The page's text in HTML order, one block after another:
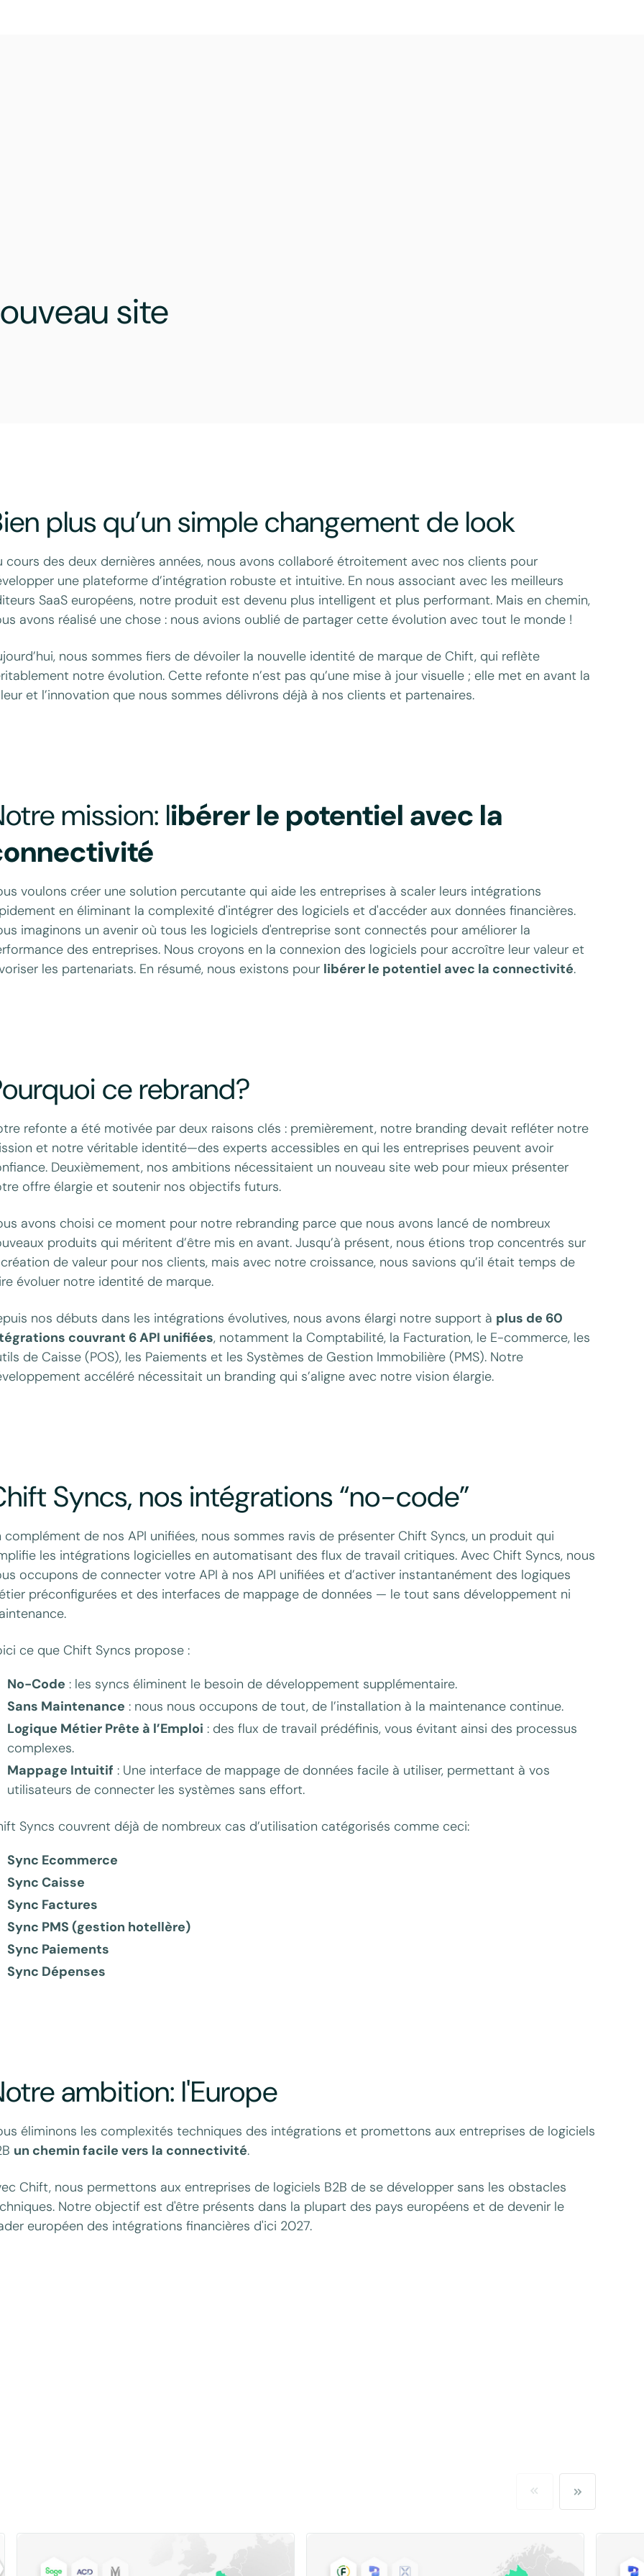
site
plus qu’un simple changement de look
cours des deux dernières années, nous avons collaboré étroitement avec nos clients pour
une plateforme d’intégration robuste et intuitive. En nous associant avec les meilleurs
SaaS européens, notre produit est devenu plus intelligent et plus performant. Mais en chemin,
avons réalisé une chose : nous avions oublié de partager cette évolution avec tout le monde !
nous sommes fiers de dévoiler la nouvelle identité de marque de Chift, qui reflète
notre évolution. Cette refonte n’est pas qu’une mise à jour visuelle ; elle met en avant la
et l’innovation que nous sommes délivrons déjà à nos clients et partenaires.
mission: libérer le potentiel avec la
voulons créer une solution percutante qui aide les entreprises à scaler leurs intégrations
en éliminant la complexité d'intégrer des logiciels et d'accéder aux données financières.
imaginons un avenir où tous les logiciels d'entreprise sont connectés pour améliorer la
des entreprises. Nous croyons en la connexion des logiciels pour accroître leur valeur et
les partenariats. En résumé, nous existons pour libérer le potentiel avec la connectivité.
ce rebrand?
refonte a été motivée par deux raisons clés : premièrement, notre branding devait refléter notre
et notre véritable identité—des experts accessibles en qui les entreprises peuvent avoir
Deuxièmement, nos ambitions nécessitaient un nouveau site web pour mieux présenter
offre élargie et soutenir nos objectifs futurs.
avons choisi ce moment pour notre rebranding parce que nous avons lancé de nombreux
produits qui méritent d’être mis en avant. Jusqu’à présent, nous étions trop concentrés sur
de valeur pour nos clients, mais avec notre croissance, nous savions qu’il était temps de
évoluer notre identité de marque.
nos débuts dans les intégrations évolutives, nous avons élargi notre support à plus de 60
couvrant 6 API unifiées, notamment la Comptabilité, la Facturation, le E-commerce, les
de Caisse (POS), les Paiements et les Systèmes de Gestion Immobilière (PMS). Notre
accéléré nécessitait un branding qui s’aligne avec notre vision élargie.
Syncs, nos intégrations “no-code”
complément de nos API unifiées, nous sommes ravis de présenter Chift Syncs, un produit qui
les intégrations logicielles en automatisant des flux de travail critiques. Avec Chift Syncs, nous
occupons de connecter votre API à nos API unifiées et d’activer instantanément des logiques
préconfigurées et des interfaces de mappage de données — le tout sans développement ni
ce que Chift Syncs propose :
No-Code : les syncs éliminent le besoin de développement supplémentaire.
Sans Maintenance : nous nous occupons de tout, de l’installation à la maintenance continue.
Logique Métier Prête à l’Emploi : des flux de travail prédéfinis, vous évitant ainsi des processus
complexes.
Mappage Intuitif : Une interface de mappage de données facile à utiliser, permettant à vos
utilisateurs de connecter les systèmes sans effort.
Syncs couvrent déjà de nombreux cas d’utilisation catégorisés comme ceci:
Sync Ecommerce
Sync Caisse
Sync Factures
Sync PMS (gestion hotellère)
Sync Paiements
Sync Dépenses
ambition: l'Europe
éliminons les complexités techniques des intégrations et promettons aux entreprises de logiciels
un chemin facile vers la connectivité.
Chift, nous permettons aux entreprises de logiciels B2B de se développer sans les obstacles
Notre objectif est d'être présents dans la plupart des pays européens et de devenir le
européen des intégrations financières d'ici 2027.